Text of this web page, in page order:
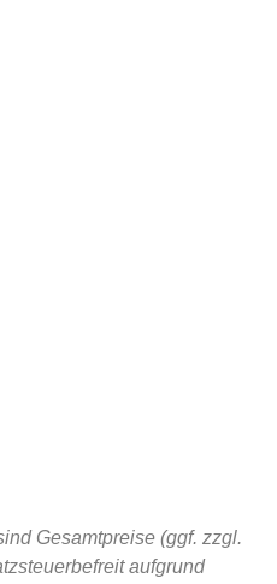
Gesamtpreise (ggf. zzgl.
aufgrund